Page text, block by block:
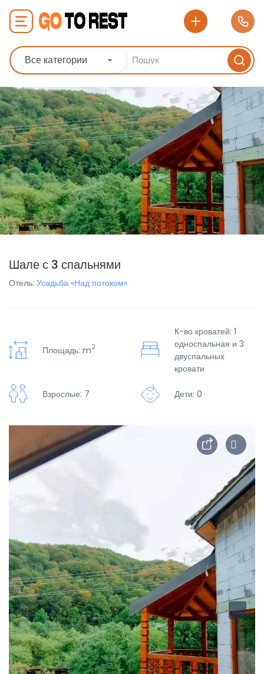
Все категории
Шале с 3 спальнями
Отель: Усадьба «Над потоком»
Площадь: m2
К-во кроватей: 1
односпальная и 3
двуспальных
кровати
Взрослые: 7 Дети: 0